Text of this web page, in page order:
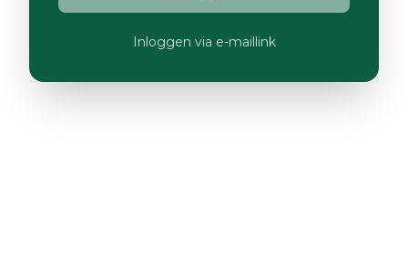
Inloggen via e-maillink